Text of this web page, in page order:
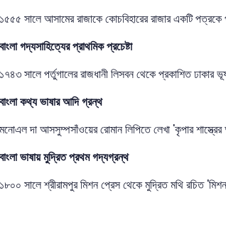
১৫৫৫ সালে আসামের রাজাকে কোচবিহারের রাজার একটি পত্রকে
বাংলা গদ্যসাহিত্যের প্রাথমিক প্রচেষ্টা
১৭৪৩ সালে পর্তুগালের রাজধানী লিসবন থেকে প্রকাশিত ঢাকার
বাংলা কথ্য ভাষার আদি গ্রন্থ
মনোএল দা আসসুম্পসাঁওয়ের রোমান লিপিতে লেখা 'কৃপার
বাংলা ভাষায় মুদ্রিত প্রথম গদ্যগ্রন্থ
১৮০০ সালে শ্রীরামপুর মিশন প্রেস থেকে মুদ্রিত মথি রচিত